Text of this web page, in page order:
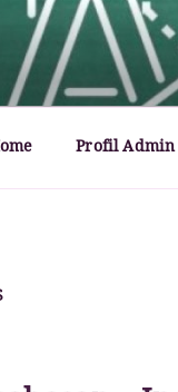
in
Profil Admin